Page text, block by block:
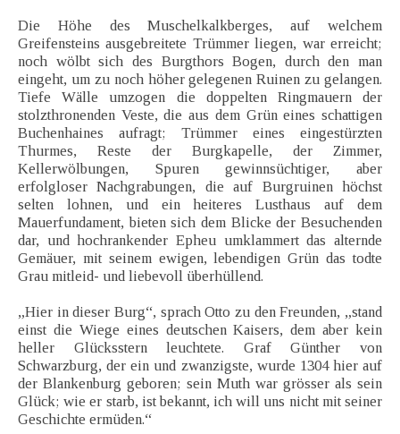
Die Höhe des Muschelkalkberges, auf welchem
Greifensteins ausgebreitete Trümmer liegen, war erreicht;
noch wölbt sich des Burgthors Bogen, durch den man
eingeht, um zu noch höher gelegenen Ruinen zu gelangen.
Tiefe Wälle umzogen die doppelten Ringmauern der
stolzthronenden Veste, die aus dem Grün eines schattigen
Buchenhaines aufragt; Trümmer eines eingestürzten
Thurmes, Reste der Burgkapelle, der Zimmer,
Kellerwölbungen, Spuren gewinnsüchtiger, aber
erfolgloser Nachgrabungen, die auf Burgruinen höchst
selten lohnen, und ein heiteres Lusthaus auf dem
Mauerfundament, bieten sich dem Blicke der Besuchenden
dar, und hochrankender Epheu umklammert das alternde
Gemäuer, mit seinem ewigen, lebendigen Grün das todte
Grau mitleid- und liebevoll überhüllend.
„Hier in dieser Burg“, sprach Otto zu den Freunden, „stand
einst die Wiege eines deutschen Kaisers, dem aber kein
heller Glücksstern leuchtete. Graf Günther von
Schwarzburg, der ein und zwanzigste, wurde 1304 hier auf
der Blankenburg geboren; sein Muth war grösser als sein
Glück; wie er starb, ist bekannt, ich will uns nicht mit seiner
Geschichte ermüden.“